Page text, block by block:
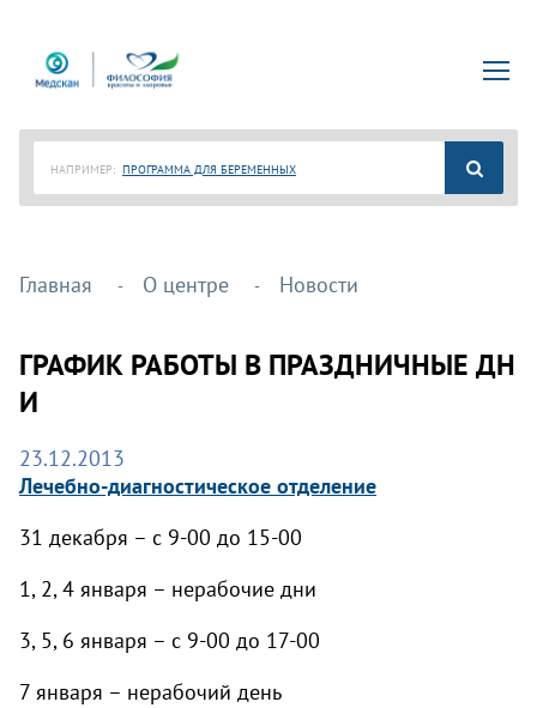
НАПРИМЕР: ПРОГРАММА ДЛЯ БЕРЕМЕННЫХ
Главная О центре Новости
ГРАФИК РАБОТЫ В ПРАЗДНИЧНЫЕ ДН
И
23.12.2013
Лечебно-диагностическое отделение
31 декабря – с 9-00 до 15-00
1, 2, 4 января – нерабочие дни
3, 5, 6 января – с 9-00 до 17-00
7 января – нерабочий день